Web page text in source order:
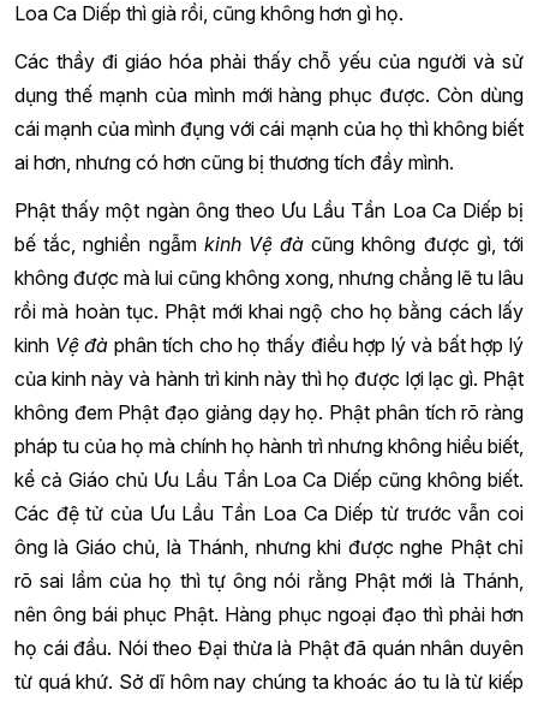
Loa Ca Diếp thì già rồi, cũng không hơn gì họ.
Các thầy đi giáo hóa phải thấy chỗ yếu của người và sử
dụng thế mạnh của mình mới hàng phục được. Còn dùng
cái mạnh của mình đụng với cái mạnh của họ thì không biết
ai hơn, nhưng có hơn cũng bị thương tích đầy mình.
Phật thấy một ngàn ông theo Ưu Lầu Tần Loa Ca Diếp bị
bế tắc, nghiền ngẫm kinh Vệ đà cũng không được gì, tới
không được mà lui cũng không xong, nhưng chẳng lẽ tu lâu
rồi mà hoàn tục. Phật mới khai ngộ cho họ bằng cách lấy
kinh Vệ đà phân tích cho họ thấy điều hợp lý và bất hợp lý
của kinh này và hành trì kinh này thì họ được lợi lạc gì. Phật
không đem Phật đạo giảng dạy họ. Phật phân tích rõ ràng
pháp tu của họ mà chính họ hành trì nhưng không hiểu biết,
kể cả Giáo chủ Ưu Lầu Tần Loa Ca Diếp cũng không biết.
Các đệ tử của Ưu Lầu Tần Loa Ca Diếp từ trước vẫn coi
ông là Giáo chủ, là Thánh, nhưng khi được nghe Phật chỉ
rõ sai lầm của họ thì tự ông nói rằng Phật mới là Thánh,
nên ông bái phục Phật. Hàng phục ngoại đạo thì phải hơn
họ cái đầu. Nói theo Đại thừa là Phật đã quán nhân duyên
từ quá khứ. Sở dĩ hôm nay chúng ta khoác áo tu là từ kiếp